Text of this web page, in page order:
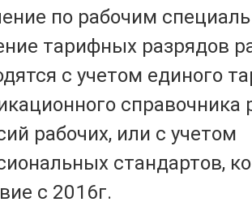
по рабочим
тарифных разрядов
с учетом единого
справочника
рабочих, или с учетом
стандартов,
с 2016г.